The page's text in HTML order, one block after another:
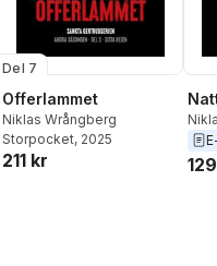
Del 7
Offerlammet
Niklas Wrångberg
Storpocket, 2025
211 kr